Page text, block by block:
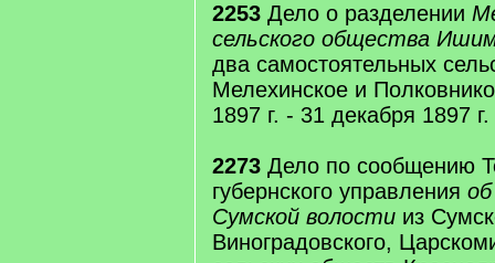
2253 Дело о разделении
сельского общества
два самостоятельных
Мелехинское и
1897 г. - 31 декабря 1897 г.
2273 Дело по сообщению
губернского управления
Сумской волости из
Виноградовского,